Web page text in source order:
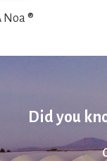
Noa ®
Did you